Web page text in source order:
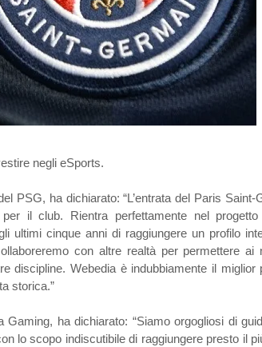
negli eSports.
PSG, ha dichiarato: “L’entrata del Paris Saint-
il club. Rientra perfettamente nel
ultimi cinque anni di raggiungere un profilo
con altre realtà per permettere ai
discipline. Webedia è indubbiamente il miglior
storica.”
ha dichiarato: “Siamo orgogliosi di
lo scopo indiscutibile di raggiungere presto il